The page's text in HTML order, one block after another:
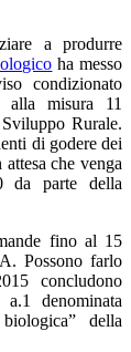
a produrre
ha messo
condizionato
alla misura 11
Rurale.
di godere dei
che venga
da parte della
fino al 15
Possono farlo
concludono
denominata
della